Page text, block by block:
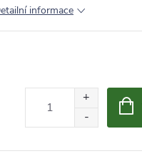
informace